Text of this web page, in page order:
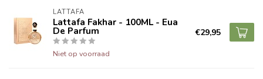
LATTAFA
Lattafa Fakhar - 100ML - Eua
De Parfum
Niet op voorraad
€29,95